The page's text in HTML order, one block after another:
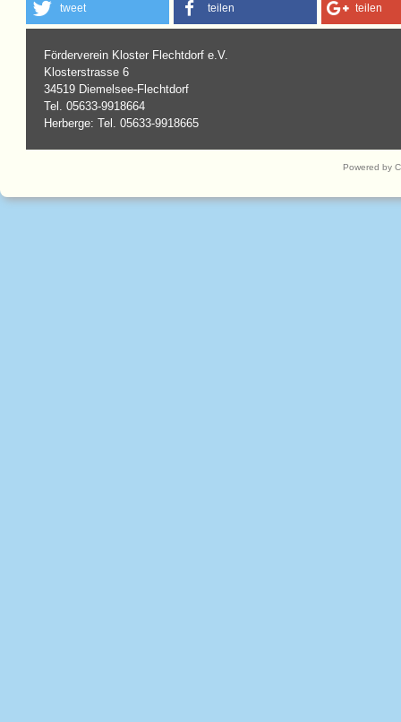
tweet teilen teilen
Förderverein Kloster Flechtdorf e.V.
Klosterstrasse 6
34519 Diemelsee-Flechtdorf
Tel. 05633-9918664
Herberge: Tel. 05633-9918665
Powered by